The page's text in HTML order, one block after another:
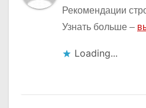
Рекомендации
Узнать больше –
Loading...